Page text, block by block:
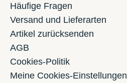
Häufige Fragen
Versand und Lieferarten
Artikel zurücksenden
AGB
Cookies-Politik
Meine Cookies-Einstellungen